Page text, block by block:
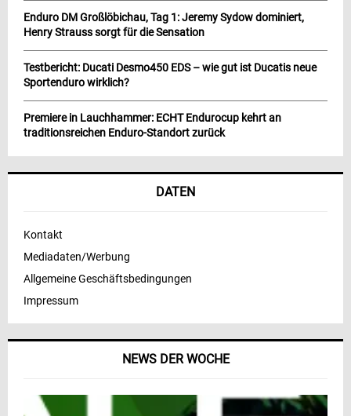
NEWS DER WOCHE
Enduro DM Großlöbichau, Tag 1: Jeremy Sydow dominiert,
Henry Strauss sorgt für die Sensation
Testbericht: Ducati Desmo450 EDS – wie gut ist Ducatis neue
Sportenduro wirklich?
Premiere in Lauchhammer: ECHT Endurocup kehrt an
traditionsreichen Enduro-Standort zurück
DATEN
Kontakt
Mediadaten/Werbung
Allgemeine Geschäftsbedingungen
Impressum